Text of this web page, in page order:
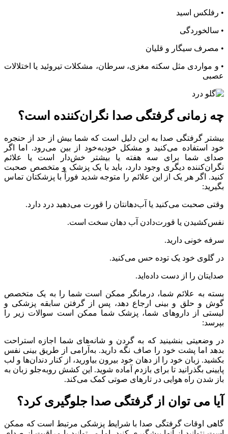
• رفلکس اسید
• سالخوردگی
• مصرف سیگار و قلیان
• و مواردی مثل سکته مغزی، سرطان، مشکلات تیروئید یا اختلالات
عصبی
چه زمانی گرفتگی صدا نگران‌کننده است؟
بیشتر گرفتگی صدا به این دلیل است که شما بیش از حد از حنجره
خود استفاده می‌کنید و مشکل خودبه‌خود از بین می‌رود. اما اگر
صدای شما برای سه هفته یا بیشتر خش‌دار است یا علائم
نگران‌کننده دیگری وجود دارد، باید با یک پزشک و متخصص صحبت
کنید. اگر هر یک از این علائم را متوجه شدید فوراً با پزشکتان تماس
بگیرید:
وقتی صحبت می‌کنید یا آب‌دهانتان را قورت می‌دهید درد دارد.
نفس‌کشیدن یا قورت‌دادن آب دهان سخت است.
سرفه خونی دارید.
در گلوی خود یک توده حس می‌کنید.
صدایتان را از دست داده‌اید.
بسته به علائم شما، درمانگر ممکن است شما را به یک متخصص
گوش و حلق و بینی ارجاع دهد، پس از گرفتن سابقه پزشکی و
لیستی از داروهای شما، پزشک شما ممکن است سوالات زیر را
بپرسد:
در وضعیتی بنشینید که به گردن و شانه‌های شما اجازه استراحت
بدهد اما پشت خود را صاف نگه دارید. به‌آرامی از طریق بینی نفس
بکشید. زبان خود را از دهان خود بیرون بیاورید، از کنار دندان‌ها و لب
پایینی بگذرانید تا برای بازدم آماده شوید. این کشش روبه‌جلو زبان به
باز شدن راه هوایی در تارهای صوتی کمک می‌کند.
آیا می توان از گرفتگی صدا جلوگیری کرد؟
گاهی اوقات گرفتگی صدا با شرایط پزشکی مرتبط است که ممکن